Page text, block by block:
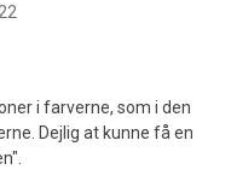
i farverne, som i den
Dejlig at kunne få en